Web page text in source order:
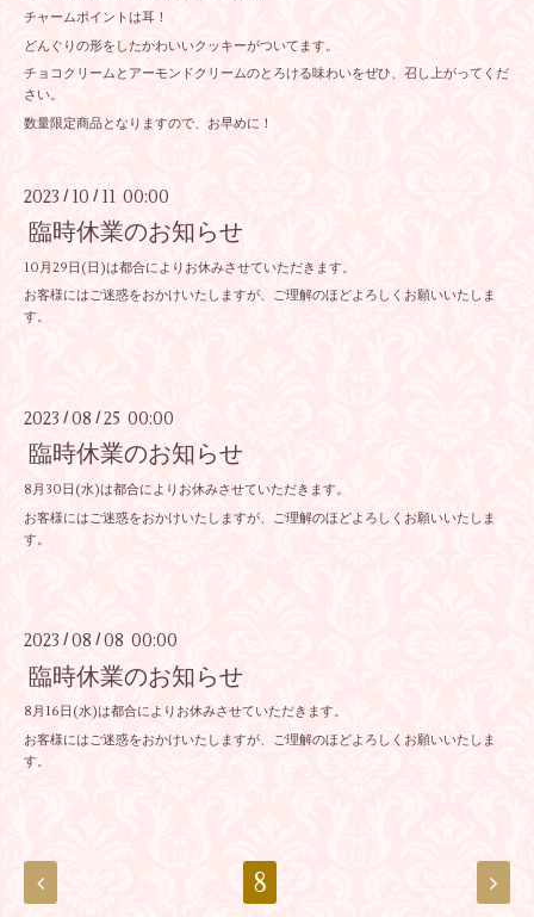
チャームポイントは耳！
どんぐりの形をしたかわいいクッキーがついてます。
チョコクリームとアーモンドクリームのとろける味わいをぜひ、召し上がってくだ
さい。
数量限定商品となりますので、お早めに！
2023 / 10 / 11 00:00
臨時休業のお知らせ
10月29日(日)は都合によりお休みさせていただきます。
お客様にはご迷惑をおかけいたしますが、ご理解のほどよろしくお願いいたしま
す。
2023 / 08 /25 00:00
臨時休業のお知らせ
8月30日(水)は都合によりお休みさせていただきます。
お客様にはご迷惑をおかけいたしますが、ご理解のほどよろしくお願いいたしま
す。
2023 /08 /08 00:00
臨時休業のお知らせ
8月16日(水)は都合によりお休みさせていただきます。
お客様にはご迷惑をおかけいたしますが、ご理解のほどよろしくお願いいたしま
す。
8